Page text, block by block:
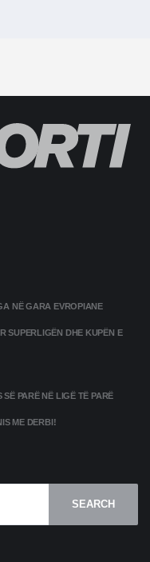
NË GARA EVROPIANE
SUPERLIGËN DHE KUPËN E
PARË NË LIGË TË PARË
ME DERBI!
SEARCH